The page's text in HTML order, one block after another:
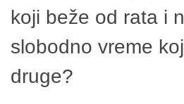
koji beže od rata i
slobodno vreme
druge?